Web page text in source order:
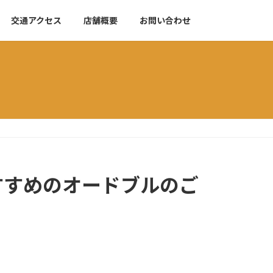
交通アクセス 店舗概要 お問い合わせ
めのオードブルのご